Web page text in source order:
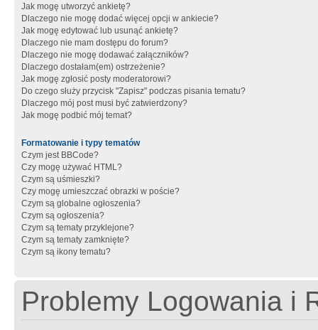
Jak mogę utworzyć ankietę?
Dlaczego nie mogę dodać więcej opcji w ankiecie?
Jak mogę edytować lub usunąć ankietę?
Dlaczego nie mam dostępu do forum?
Dlaczego nie mogę dodawać załączników?
Dlaczego dostałam(em) ostrzeżenie?
Jak mogę zgłosić posty moderatorowi?
Do czego służy przycisk "Zapisz" podczas pisania tematu?
Dlaczego mój post musi być zatwierdzony?
Jak mogę podbić mój temat?
Formatowanie i typy tematów
Czym jest BBCode?
Czy mogę używać HTML?
Czym są uśmieszki?
Czy mogę umieszczać obrazki w poście?
Czym są globalne ogłoszenia?
Czym są ogłoszenia?
Czym są tematy przyklejone?
Czym są tematy zamknięte?
Czym są ikony tematu?
Problemy Logowania i